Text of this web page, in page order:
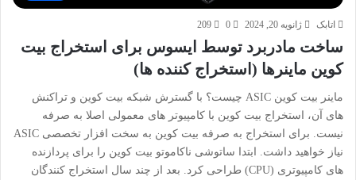
اتابک ژانویه 20, 2024 0
209
ساخت مادربرد توسط ایسوس برای استخراج بیت
کوین ماینرها (استخراج کننده ها)
ماینر بیت کوین ASIC چیست؟ با گسترش شبکه بیت کوین و تراکنش
های آن، استخراج بیت کوین با کامپیوتر های معمولی اصلا به صرفه
نیست. برای استخراج به صرفه بیت کوین به سخت افزار تخصصی ASIC
نیاز خواهید داشت. ابتدا ساتوشی ناکاموتو بیت کوین را برای پردازنده
های کامپیوتری (CPU) طراحی کرد. بعد از چند سال استخراج کنندگان